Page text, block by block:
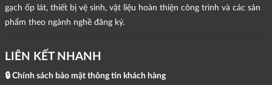
gạch ốp lát, thiết bị vệ sinh, vật liệu hoàn thiện công trình và các sản
phẩm theo ngành nghề đăng ký.
LIÊN KẾT NHANH
🔒 Chính sách bảo mật thông tin khách hàng